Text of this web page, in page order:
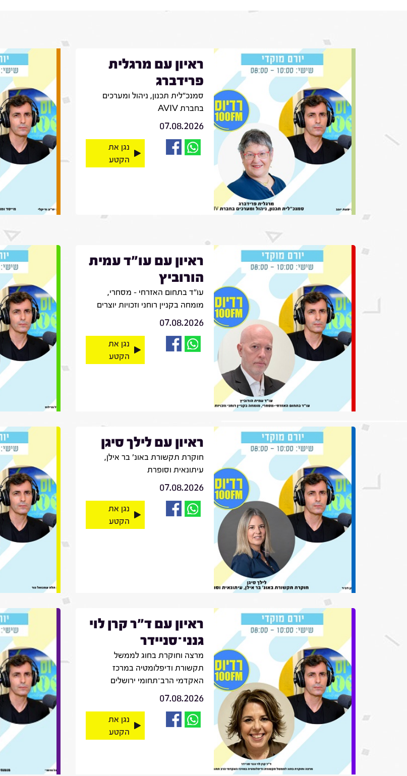
ראיון עם מרגלית
פרידברג
סמנכ״לית תכנון, ניהול ומערכים
בחברת AVIV
07.08.2026
נגן את
הקטע
ראיון עם עו"ד עמית
הורוביץ
עו״ד בתחום האזרחי – מסחרי,
מומחה בקניין רוחני וזכויות יוצרים
07.08.2026
נגן את
הקטע
ראיון עם לילך סיגן
חוקרת תקשורת באונ' בר אילן,
עיתונאית וסופרת
07.08.2026
נגן את
הקטע
ראיון עם ד"ר קרן לוי
גנני־סניידר
מרצה וחוקרת בחוג לממשל
תקשורת ודיפלומטיה במרכז
האקדמי הרב־תחומי ירושלים
07.08.2026
נגן את
הקטע